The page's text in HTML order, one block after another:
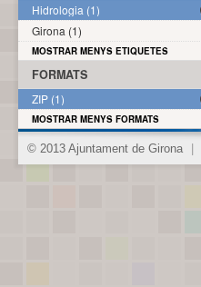
Hidrologia (1)
Girona (1)
MOSTRAR MENYS ETIQUETES
FORMATS
ZIP (1)
MOSTRAR MENYS FORMATS
© 2013 Ajuntament de Girona